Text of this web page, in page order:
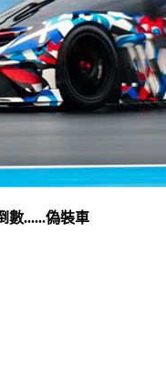
數......偽裝車